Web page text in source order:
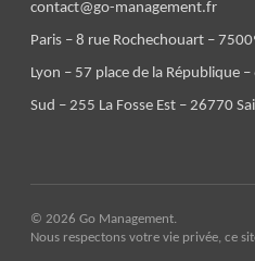
contact@go-management.fr
Paris – 8 rue Rochechouart –
Lyon – 57 place de la République
Sud – 255 La Fosse Est – 26770
© 2026 Go Management.
Nous respectons votre vie privée, ce